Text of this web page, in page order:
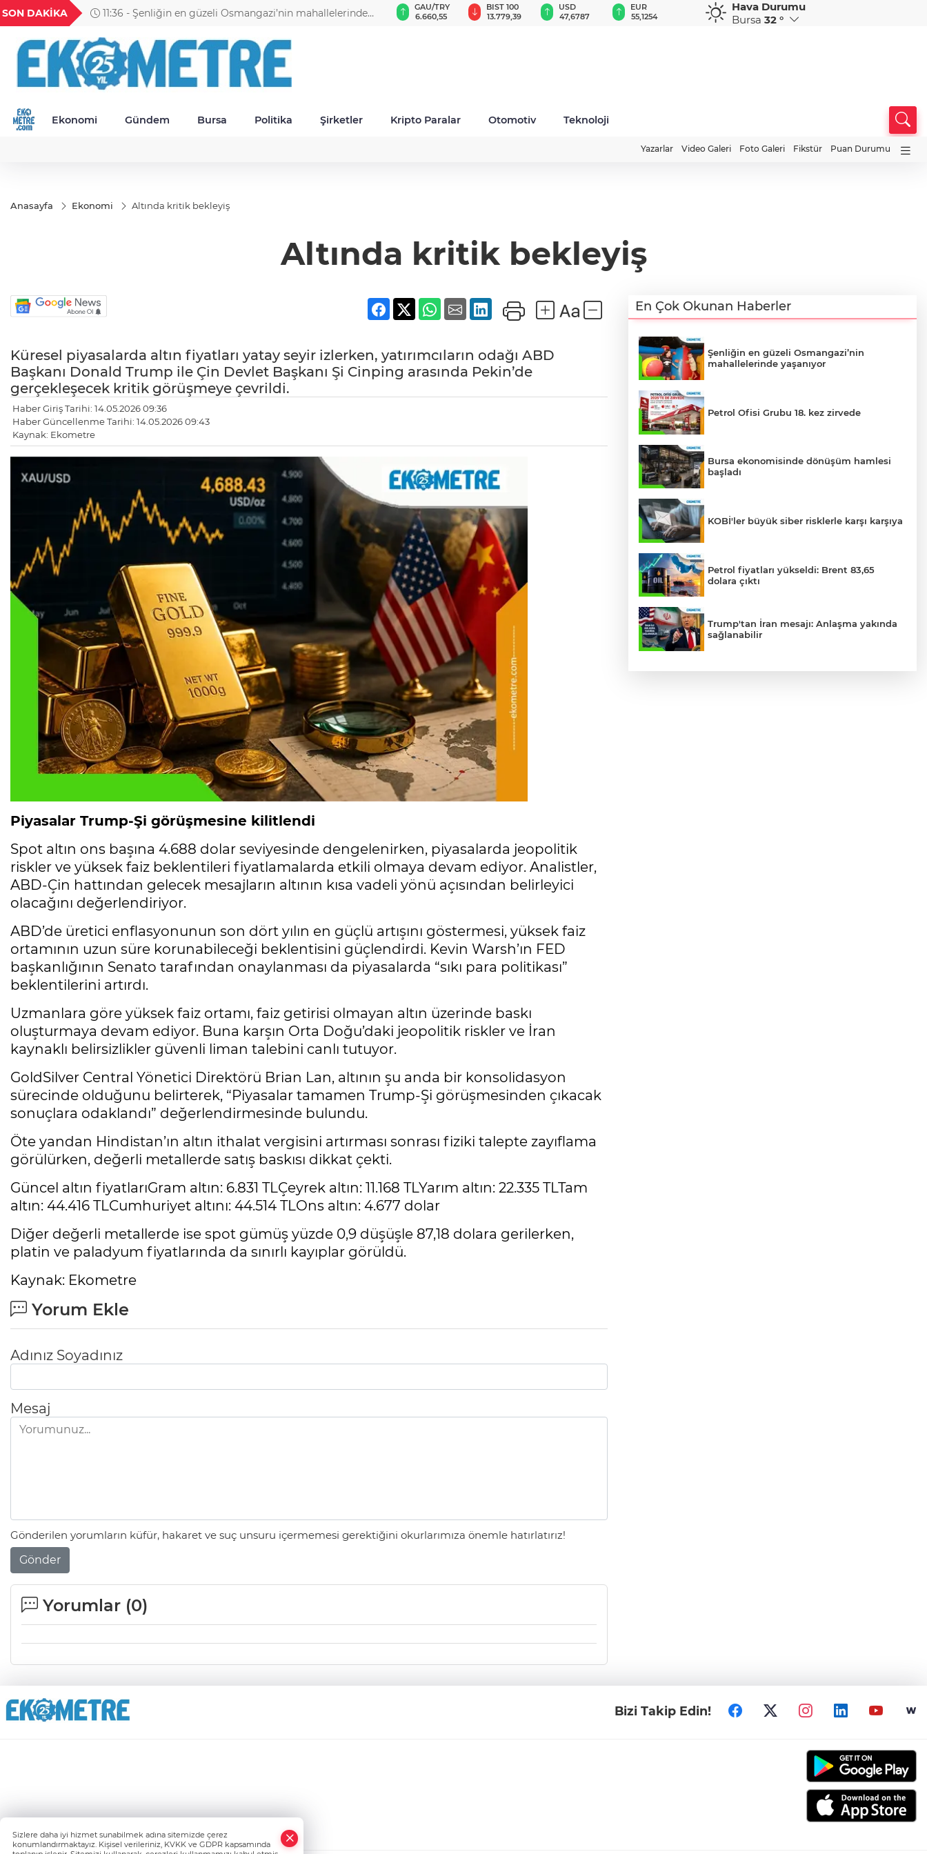
SON DAKİKA 11:30 - Petrol Ofisi Grubu 18. kez zirvede
18,2677
TND
16,3788
BGN
27,9743
VND
0,0018
GAU/TRY
6.660,55
BIST 100
13.779,39
USD
47,6787
EUR
55,1254
GBP
64,3468
CHF
59,0083
CAD
34,1883
Hava Durumu
Bursa 32 °
Ekonomi Gündem Bursa Politika Şirketler Kripto Paralar Otomotiv Teknoloji
Yazarlar Video Galeri Foto Galeri Fikstür Puan Durumu
Anasayfa Ekonomi Altında kritik bekleyiş
Altında kritik bekleyiş
Küresel piyasalarda altın fiyatları yatay seyir izlerken, yatırımcıların odağı ABD
Başkanı Donald Trump ile Çin Devlet Başkanı Şi Cinping arasında Pekin’de
gerçekleşecek kritik görüşmeye çevrildi.
Haber Giriş Tarihi: 14.05.2026 09:36
Haber Güncellenme Tarihi: 14.05.2026 09:43
Kaynak: Ekometre
Piyasalar Trump-Şi görüşmesine kilitlendi
Spot altın ons başına 4.688 dolar seviyesinde dengelenirken, piyasalarda jeopolitik
riskler ve yüksek faiz beklentileri fiyatlamalarda etkili olmaya devam ediyor. Analistler,
ABD-Çin hattından gelecek mesajların altının kısa vadeli yönü açısından belirleyici
olacağını değerlendiriyor.
ABD’de üretici enflasyonunun son dört yılın en güçlü artışını göstermesi, yüksek faiz
ortamının uzun süre korunabileceği beklentisini güçlendirdi. Kevin Warsh’ın FED
başkanlığının Senato tarafından onaylanması da piyasalarda “sıkı para politikası”
beklentilerini artırdı.
Uzmanlara göre yüksek faiz ortamı, faiz getirisi olmayan altın üzerinde baskı
oluşturmaya devam ediyor. Buna karşın Orta Doğu’daki jeopolitik riskler ve İran
kaynaklı belirsizlikler güvenli liman talebini canlı tutuyor.
GoldSilver Central Yönetici Direktörü Brian Lan, altının şu anda bir konsolidasyon
sürecinde olduğunu belirterek, “Piyasalar tamamen Trump-Şi görüşmesinden çıkacak
sonuçlara odaklandı” değerlendirmesinde bulundu.
Öte yandan Hindistan’ın altın ithalat vergisini artırması sonrası fiziki talepte zayıflama
görülürken, değerli metallerde satış baskısı dikkat çekti.
Güncel altın fiyatlarıGram altın: 6.831 TLÇeyrek altın: 11.168 TLYarım altın: 22.335 TLTam
altın: 44.416 TLCumhuriyet altını: 44.514 TLOns altın: 4.677 dolar
Diğer değerli metallerde ise spot gümüş yüzde 0,9 düşüşle 87,18 dolara gerilerken,
platin ve paladyum fiyatlarında da sınırlı kayıplar görüldü.
Kaynak: Ekometre
Yorum Ekle
Adınız Soyadınız
Mesaj
Gönderilen yorumların küfür, hakaret ve suç unsuru içermemesi gerektiğini okurlarımıza önemle hatırlatırız!
Gönder
Yorumlar (0)
En Çok Okunan Haberler
Şenliğin en güzeli Osmangazi’nin
mahallelerinde yaşanıyor
Petrol Ofisi Grubu 18. kez zirvede
Bursa ekonomisinde dönüşüm hamlesi
başladı
KOBİ'ler büyük siber risklerle karşı karşıya
Petrol fiyatları yükseldi: Brent 83,65
dolara çıktı
Trump'tan İran mesajı: Anlaşma yakında
sağlanabilir
Bizi Takip Edin!
Sizlere daha iyi hizmet sunabilmek adına sitemizde çerez
konumlandırmaktayız. Kişisel verileriniz, KVKK ve GDPR kapsamında